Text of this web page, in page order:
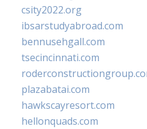
csity2022.org
ibsarstudyabroad.com
bennusehgall.com
tsecincinnati.com
plazabatai.com
hawkscayresort.com
hellonquads.com